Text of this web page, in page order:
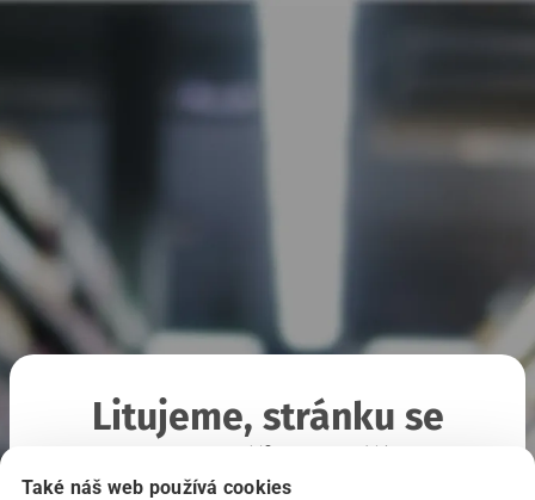
Také náš web používá cookies
Litujeme, stránku se